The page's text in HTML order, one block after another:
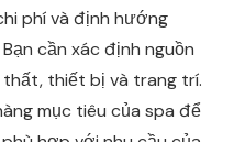
phí và định hướng
cần xác định nguồn
thiết bị và trang trí.
mục tiêu của spa để